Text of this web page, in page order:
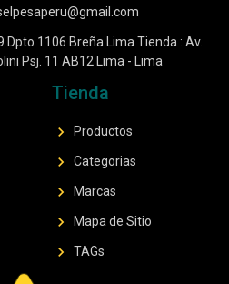
Dpto 1106 Breña Lima Tienda : Av.
Psj. 11 AB12 Lima - Lima
Tienda
chevron_right Productos
chevron_right Categorias
chevron_right Marcas
chevron_right Mapa de Sitio
chevron_right TAGs